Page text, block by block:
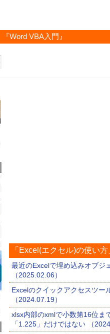
『Word VBA入門』
「Excel(エクセル)の使い
最近のExcelで埋め込みオブジ
（2025.02.06）
Excelのクイックアクセスツー
（2024.07.19）
xlsx内部のxmlで小数第16位ま
「1.225」だけではない （